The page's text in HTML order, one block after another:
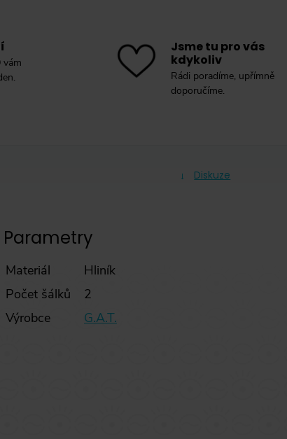
vám
Jsme tu pro vás
kdykoliv
Rádi poradíme, upřímně
doporučíme.
Diskuze
Parametry
Materiál
Hliník
Počet šálků
2
Výrobce
G.A.T.